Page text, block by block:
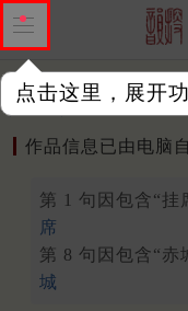
点击这里，展开
作品 标注四声 出
作品信息已由电脑
第 1 句因包含“挂
席
第 8 句因包含“赤
城